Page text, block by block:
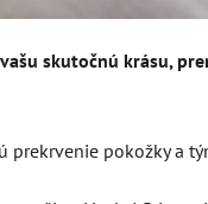
skutočnú krásu,
pokožky a